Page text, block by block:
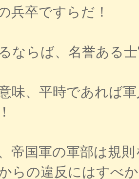
兵卒ですらだ！
ならば、名誉ある
味、平時であれば
帝国軍の軍部は規
らの違反にはすべ